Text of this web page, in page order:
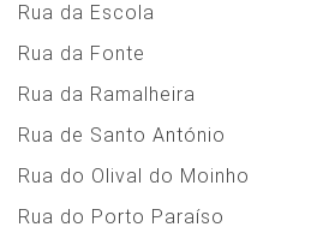
Rua da Escola
Rua da Fonte
Rua da Ramalheira
Rua de Santo António
Rua do Olival do Moinho
Rua do Porto Paraíso